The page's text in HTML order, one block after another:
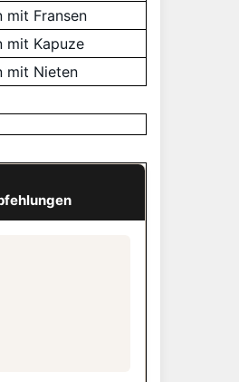
mit Fransen
mit Kapuze
mit Nieten